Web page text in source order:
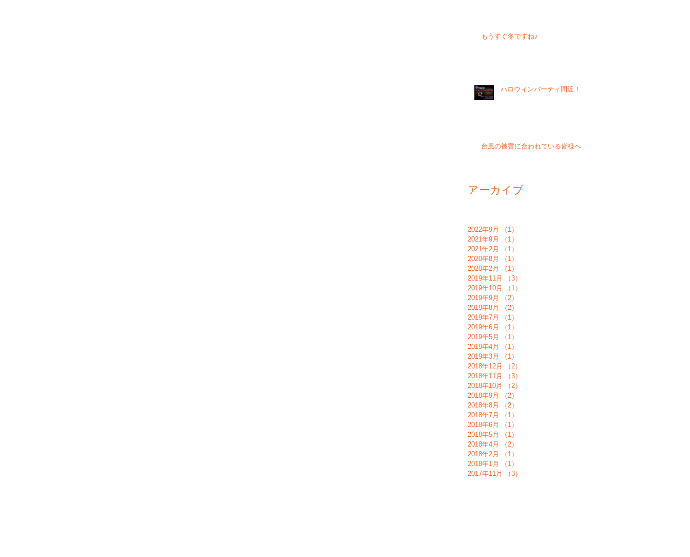
もうすぐ冬ですね♪
ハロウィンパーティ間近！
台風の被害に合われている皆様へ
アーカイブ
2022年9月 （1）
2021年9月
（1）
2021年2月
（1）
2020年8月
（1）
2020年2月
（1）
2019年11月
（3）
2019年10月
（1）
2019年9月
（2）
2019年8月
（2）
2019年7月
（1）
2019年6月
（1）
2019年5月
（1）
2019年4月
（1）
2019年3月
（1）
2018年12月
（2）
2018年11月
（3）
2018年10月
（2）
2018年9月
（2）
2018年8月
（2）
2018年7月
（1）
2018年6月
（1）
2018年5月
（1）
2018年4月
（2）
2018年2月
（1）
2018年1月
（1）
2017年11月
（3）